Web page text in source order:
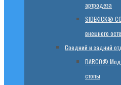
артродеза
SIDEKICK®
внешнего
Средний и задний
DARCO®
стопы